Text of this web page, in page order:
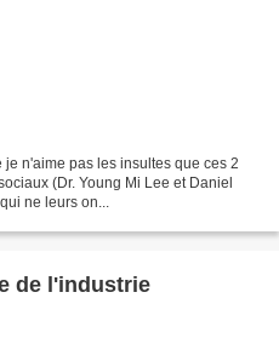
n'aime pas les insultes que ces 2
(Dr. Young Mi Lee et Daniel
ne leurs on...
de l'industrie